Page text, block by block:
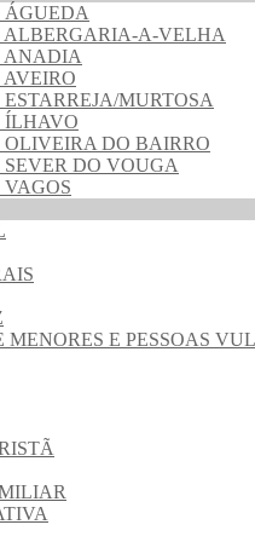
ÁGUEDA
ALBERGARIA-A-VELHA
ANADIA
MURTOSA
ÍLHAVO
OLIVEIRA DO BAIRRO
DO VOUGA
MENORES E PESSOAS